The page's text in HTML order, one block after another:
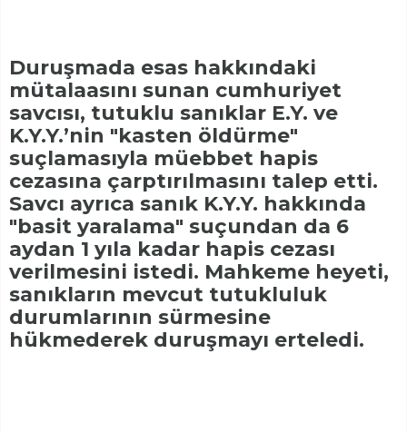
Duruşmada esas hakkındaki
mütalaasını sunan cumhuriyet
savcısı, tutuklu sanıklar E.Y. ve
K.Y.Y.’nin "kasten öldürme"
suçlamasıyla müebbet hapis
cezasına çarptırılmasını talep etti.
Savcı ayrıca sanık K.Y.Y. hakkında
"basit yaralama" suçundan da 6
aydan 1 yıla kadar hapis cezası
verilmesini istedi. Mahkeme heyeti,
sanıkların mevcut tutukluluk
durumlarının sürmesine
hükmederek duruşmayı erteledi.